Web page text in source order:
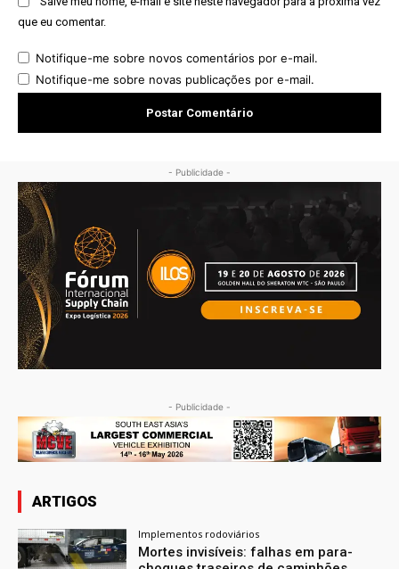
que eu comentar.
Notifique-me sobre novos comentários por e-mail.
Notifique-me sobre novas publicações por e-mail.
- Publicidade -
- Publicidade -
ARTIGOS
Implementos rodoviários
Mortes invisíveis: falhas em para-